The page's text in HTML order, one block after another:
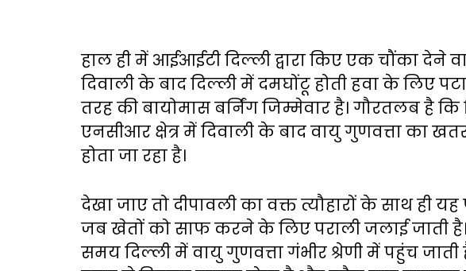
हाल ही में आईआईटी दिल्ली द्वारा किए एक चौंका
दिवाली के बाद दिल्ली में दमघोंटू होती हवा के लिए
तरह की बायोमास बर्निंग जिम्मेवार है। गौरतलब है
एनसीआर क्षेत्र में दिवाली के बाद वायु गुणवत्ता का
होता जा रहा है।
देखा जाए तो दीपावली का वक्त त्यौहारों के साथ ही
जब खेतों को साफ करने के लिए पराली जलाई जाती
समय दिल्ली में वायु गुणवत्ता गंभीर श्रेणी में पहुंच